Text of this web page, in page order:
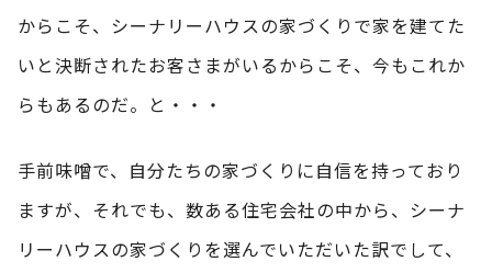
からこそ、シーナリーハウスの家づくりで家を建てた
いと決断されたお客さまがいるからこそ、今もこれか
らもあるのだ。と・・・
手前味噌で、自分たちの家づくりに自信を持っており
ますが、それでも、数ある住宅会社の中から、シーナ
リーハウスの家づくりを選んでいただいた訳でして、